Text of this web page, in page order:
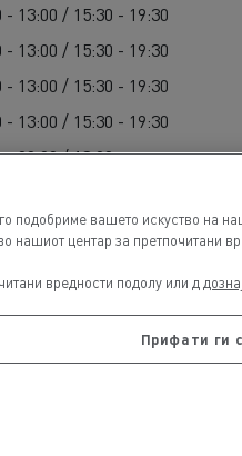
- 13:00 / 15:30 - 19:30
- 13:00 / 15:30 - 19:30
- 13:00 / 15:30 - 19:30
- 13:00 / 15:30 - 19:30
09:00 / 13:00
подобриме вашето искуство на
нашиот центар за претпочитани
вредности подолу или д
Прифати ги